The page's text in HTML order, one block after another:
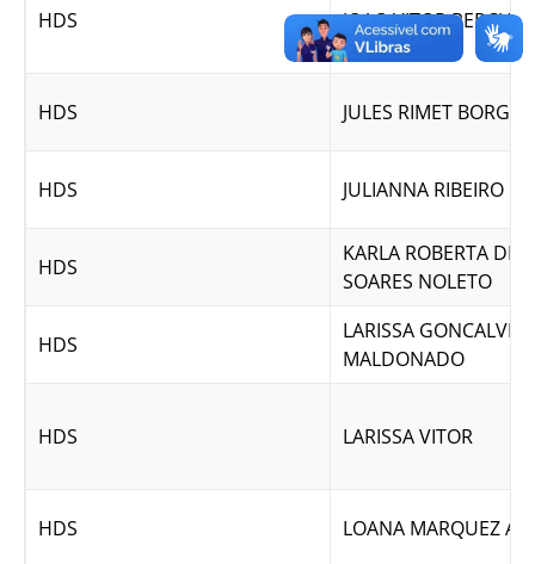
HDS JOAO VITOR
HDS JULES RIMET BORGES
HDS JULIANNA RIBEIRO
HDS
KARLA ROBERTA DE
SOARES NOLETO
HDS
LARISSA GONCALVES
MALDONADO
HDS LARISSA VITOR
HDS LOANA MARQUEZ